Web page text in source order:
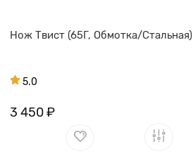
Нож Твист (65Г, Обмотка/Стальная)
5.0
3 450 ₽